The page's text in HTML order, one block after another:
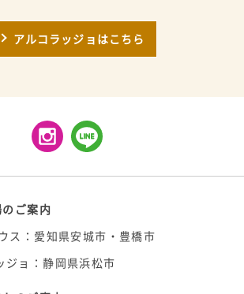
アルコラッジョはこちら
ご案内
ス：愛知県安城市・豊橋市
ジョ：静岡県浜松市